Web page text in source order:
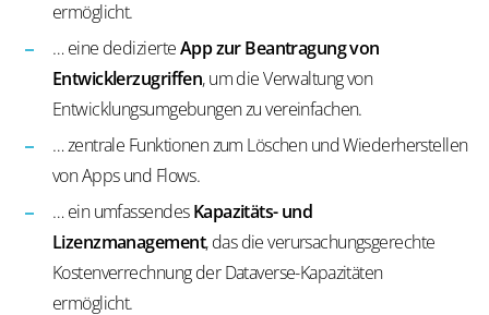
ermöglicht.
… eine dedizierteApp zur Beantragung von
Entwicklerzugriffen, um die Verwaltung von
Entwicklungsumgebungen zu vereinfachen.
… zentrale Funktionen zum Löschen und Wiederherstellen
von Apps und Flows.
… ein umfassendesKapazitäts- und
Lizenzmanagement, das die verursachungsgerechte
Kostenverrechnung der Dataverse-Kapazitäten
ermöglicht.